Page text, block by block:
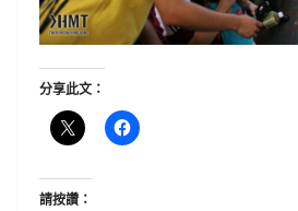
分享此文：
請按讚：